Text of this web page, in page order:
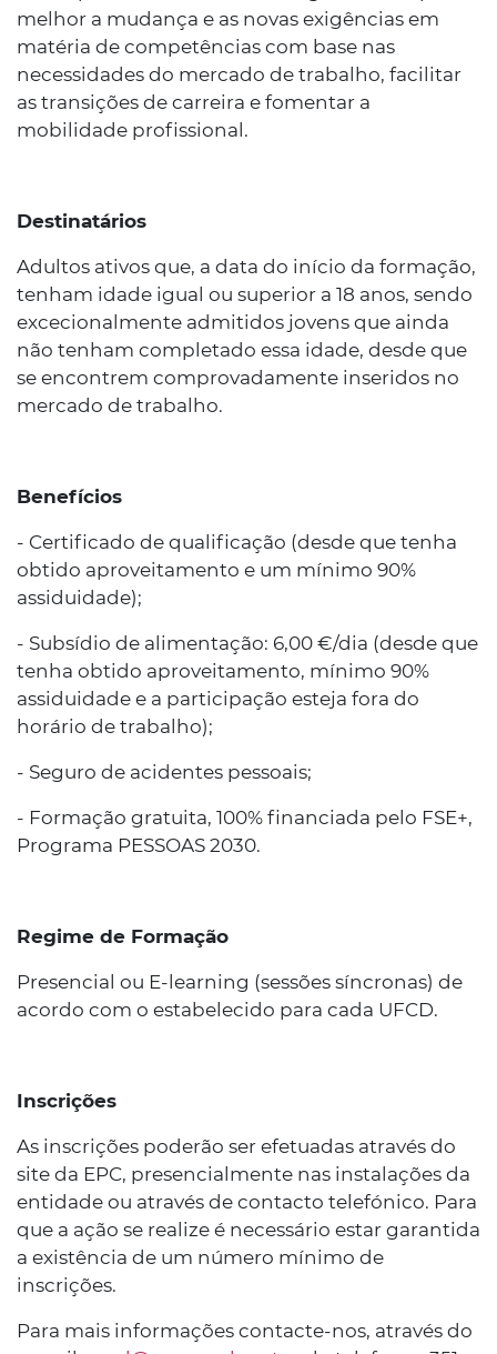
melhor a mudança e as novas exigências em
matéria de competências com base nas
necessidades do mercado de trabalho, facilitar
as transições de carreira e fomentar a
mobilidade profissional.
Destinatários
Adultos ativos que, a data do início da formação,
tenham idade igual ou superior a 18 anos, sendo
excecionalmente admitidos jovens que ainda
não tenham completado essa idade, desde que
se encontrem comprovadamente inseridos no
mercado de trabalho.
Benefícios
- Certificado de qualificação (desde que tenha
obtido aproveitamento e um mínimo 90%
assiduidade);
- Subsídio de alimentação: 6,00 €/dia (desde que
tenha obtido aproveitamento, mínimo 90%
assiduidade e a participação esteja fora do
horário de trabalho);
- Seguro de acidentes pessoais;
- Formação gratuita, 100% financiada pelo FSE+,
Programa PESSOAS 2030.
Regime de Formação
Presencial ou E-learning (sessões síncronas) de
acordo com o estabelecido para cada UFCD.
Inscrições
As inscrições poderão ser efetuadas através do
site da EPC, presencialmente nas instalações da
entidade ou através de contacto telefónico. Para
que a ação se realize é necessário estar garantida
a existência de um número mínimo de
inscrições.
Para mais informações contacte-nos, através do